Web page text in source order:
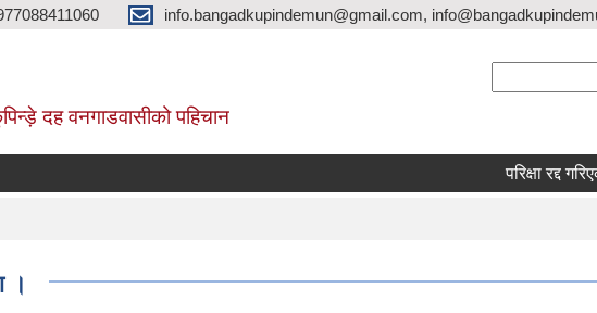
info.bangadkupindemun@gmail.com,
दह वनगाडवासीको पहिचान
परिक्षा रद्द गरिएको
।